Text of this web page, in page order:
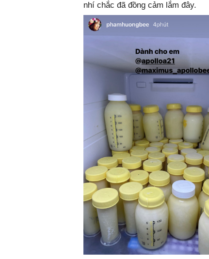
nhí chắc đã đồng cảm lắm đây.